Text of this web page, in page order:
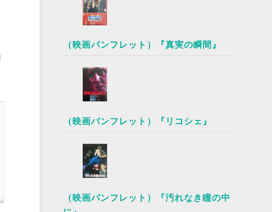
（映画パンフレット）『真実の瞬間』
（映画パンフレット）『リコシェ』
（映画パンフレット）『汚れなき瞳の中